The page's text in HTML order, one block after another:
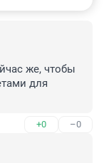
же, чтобы
для
Вы +0 –0